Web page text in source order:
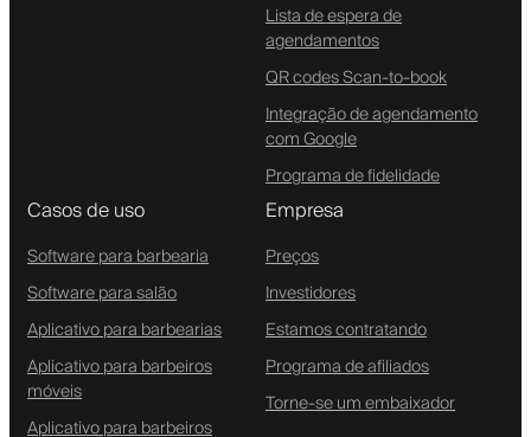
Lista de espera de
agendamentos
QR codes Scan-to-book
Integração de agendamento
com Google
Programa de fidelidade
Casos de uso
Software para barbearia
Software para salão
Aplicativo para barbearias
Aplicativo para barbeiros
móveis
Aplicativo para barbeiros
Empresa
Preços
Investidores
Estamos contratando
Programa de afiliados
Torne-se um embaixador